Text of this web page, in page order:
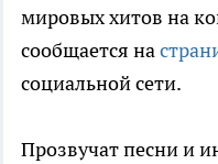
мировых хитов на
сообщается на
социальной сети.
Прозвучат песни и